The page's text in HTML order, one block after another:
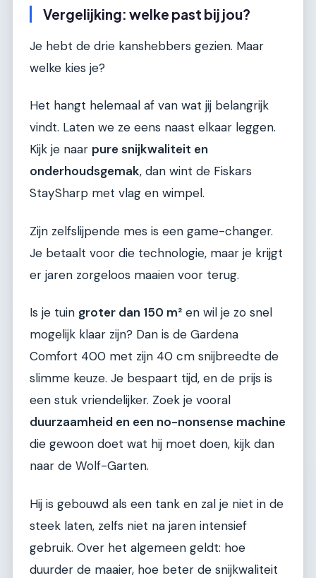
Vergelijking: welke past bij jou?
Je hebt de drie kanshebbers gezien. Maar
welke kies je?
Het hangt helemaal af van wat jij belangrijk
vindt. Laten we ze eens naast elkaar leggen.
Kijk je naar pure snijkwaliteit en
onderhoudsgemak, dan wint de Fiskars
StaySharp met vlag en wimpel.
Zijn zelfslijpende mes is een game-changer.
Je betaalt voor die technologie, maar je krijgt
er jaren zorgeloos maaien voor terug.
Is je tuin groter dan 150 m² en wil je zo snel
mogelijk klaar zijn? Dan is de Gardena
Comfort 400 met zijn 40 cm snijbreedte de
slimme keuze. Je bespaart tijd, en de prijs is
een stuk vriendelijker. Zoek je vooral
duurzaamheid en een no-nonsense machine
die gewoon doet wat hij moet doen, kijk dan
naar de Wolf-Garten.
Hij is gebouwd als een tank en zal je niet in de
steek laten, zelfs niet na jaren intensief
gebruik. Over het algemeen geldt: hoe
duurder de maaier, hoe beter de snijkwaliteit